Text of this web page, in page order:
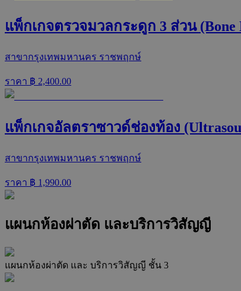
แพ็กเกจตรวจมวลกระดูก 3 ส่วน (Bone
สาขากรุงเทพมหานคร ราชพฤกษ์
ราคา ฿ 2,400.00
แพ็กเกจอัลตราซาวด์ช่องท้อง
สาขากรุงเทพมหานคร ราชพฤกษ์
ราคา ฿ 1,990.00
แผนกห้องผ่าตัด และบริการวิสัญญี
แผนกห้องผ่าตัด และ บริการวิสัญญี ชั้น 3